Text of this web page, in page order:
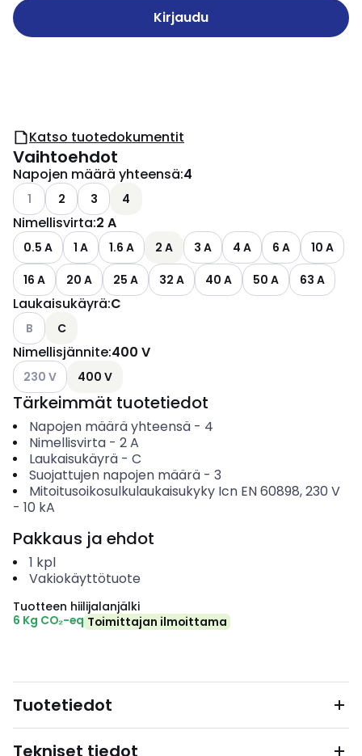
Kirjaudu
Katso tuotedokumentit
Vaihtoehdot
Napojen määrä yhteensä:4
Katso käytettävissä olevat vaihtoehdot
1 2 3 4
Nimellisvirta:2 A
0.5 A 1 A 1.6 A 2 A 3 A 4 A 6 A
10 A
16 A
20 A 25 A 32 A 40 A 50 A 63 A
Laukaisukäyrä:C
Katso käytettävissä olevat vaihtoehdot
B C
Nimellisjännite:400 V
Katso käytettävissä olevat vaihtoehdot
230 V 400 V
Tärkeimmät tuotetiedot
Napojen määrä yhteensä- 4
Nimellisvirta- 2A
Laukaisukäyrä- C
Suojattujen napojen määrä- 3
Mitoitusoikosulkulaukaisukyky Icn EN 60898, 230 V
- 10 kA
Pakkaus ja ehdot
1 kpl
Vakiokäyttötuote
Tuotteen hiilijalanjälki
6 Kg CO₂-eq Toimittajan ilmoittama
Tuotetiedot
Tekniset tiedot